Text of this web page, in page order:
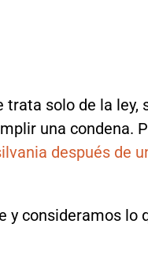
solo de la ley,
una condena.
después de
y consideramos lo